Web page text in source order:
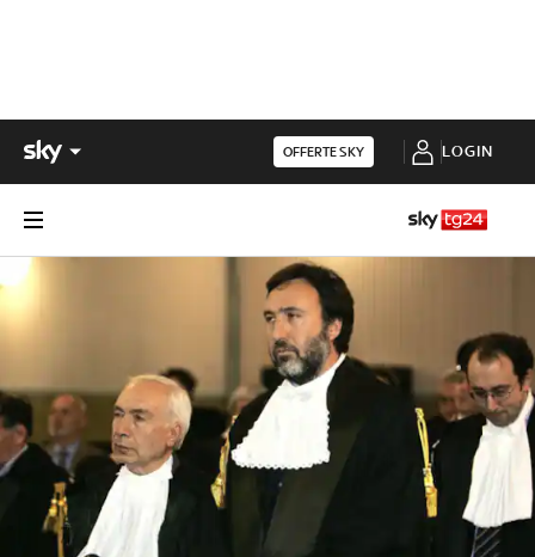
OFFERTE SKY LOGIN